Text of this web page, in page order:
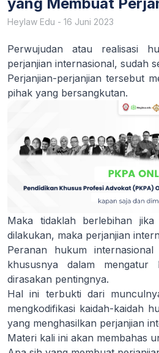
Heylaw Edu - 16 Juni 2023
Perwujudan atau realisasi
perjanjian internasional, sudah
Perjanjian-perjanjian tersebut
pihak yang bersangkutan.
Maka tidaklah berlebihan
dilakukan, maka perjanjian
Peranan hukum
khususnya dalam mengatur
dirasakan pentingnya.
Hal ini terbukti dari
mengkodifikasi kaidah-kaidah
yang menghasilkan perjanjian
Materi kali ini akan membahas